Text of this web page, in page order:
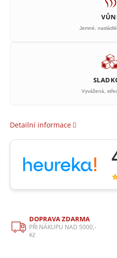
Jemné,
Vyvážená,
Detailní informace
DOPRAVA ZDARMA
PŘI NÁKUPU NAD 5000,-
Kč